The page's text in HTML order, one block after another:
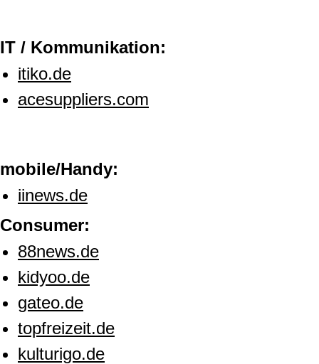
IT / Kommunikation:
itiko.de
acesuppliers.com
mobile/Handy:
iinews.de
Consumer:
88news.de
kidyoo.de
gateo.de
topfreizeit.de
kulturigo.de